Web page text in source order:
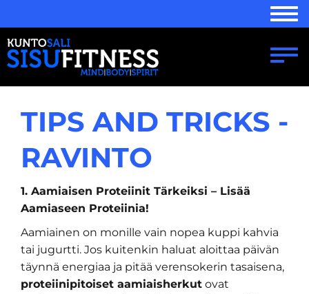
TIPS AND TRICKS -
RAVINTO
1. Aamiaisen Proteiinit Tärkeiksi – Lisää
Aamiaseen Proteiinia!
Aamiainen on monille vain nopea kuppi kahvia
tai jugurtti. Jos kuitenkin haluat aloittaa päivän
täynnä energiaa ja pitää verensokerin tasaisena,
proteiinipitoiset aamiaisherkut ovat